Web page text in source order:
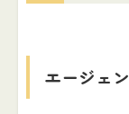
エージェ